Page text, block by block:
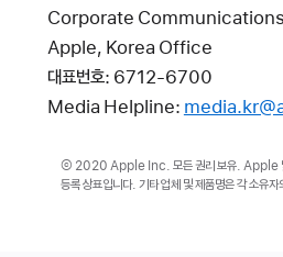
Corporate Communications
Apple, Korea Office
대표번호: 6712-6700
Media Helpline:
© 2020 Apple Inc. 모든 권리 보유. Apple
등록 상표입니다. 기타 업체 및 제품명은 각 소유자